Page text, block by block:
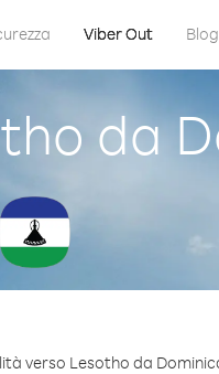
Viber Out Blog
da
verso Lesotho da